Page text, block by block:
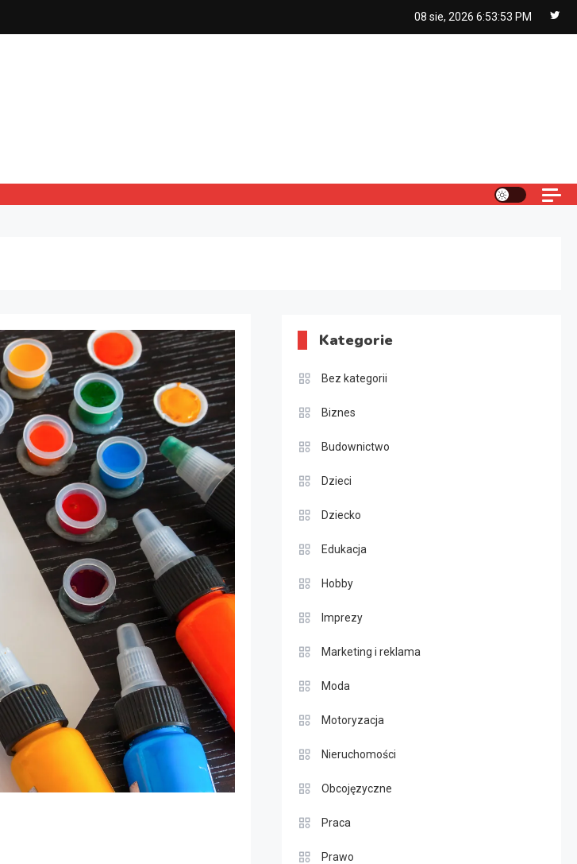
08 sie, 2026 6:53:54 PM
Kategorie
Bez kategorii
Biznes
Budownictwo
Dzieci
Dziecko
Edukacja
Hobby
Imprezy
Marketing i reklama
Moda
Motoryzacja
Nieruchomości
Obcojęzyczne
Praca
Prawo